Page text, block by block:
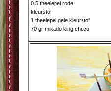
0.5 theelepel rode
kleurstof
1 theelepel gele kleurstof
70 gr mikado king choco